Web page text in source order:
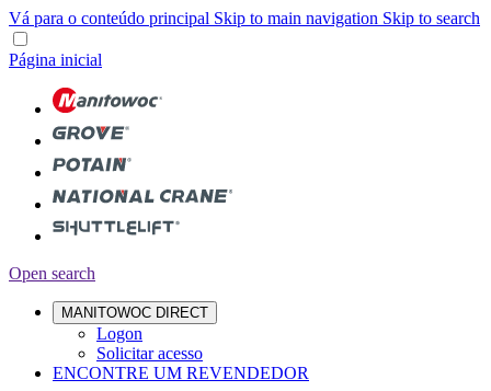
Vá para o conteúdo principal Skip to main navigation Skip to search
Página inicial
Open search
MANITOWOC DIRECT
Logon
Solicitar acesso
ENCONTRE UM REVENDEDOR